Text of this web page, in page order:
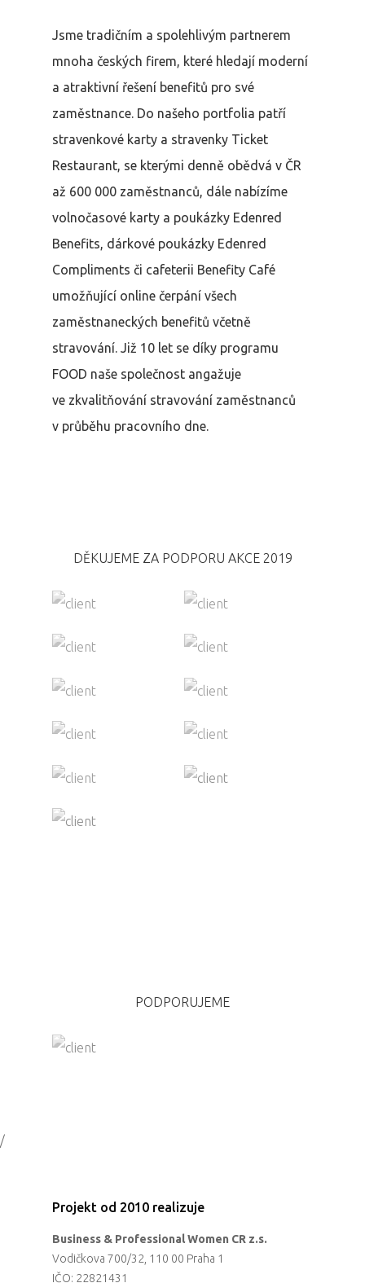
Jsme tradičním a spolehlivým partnerem
mnoha českých firem, které hledají moderní
a atraktivní řešení benefitů pro své
zaměstnance. Do našeho portfolia patří
stravenkové karty a stravenky Ticket
Restaurant, se kterými denně obědvá v ČR
až 600 000 zaměstnanců, dále nabízíme
volnočasové karty a poukázky Edenred
Benefits, dárkové poukázky Edenred
Compliments či cafeterii Benefity Café
umožňující online čerpání všech
zaměstnaneckých benefitů včetně
stravování. Již 10 let se díky programu
FOOD naše společnost angažuje
ve zkvalitňování stravování zaměstnanců
v průběhu pracovního dne.
DĚKUJEME ZA PODPORU AKCE 2019